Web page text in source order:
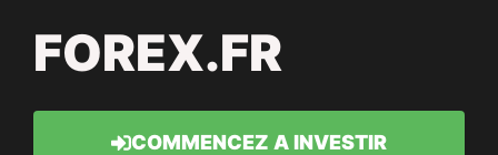
FOREX.FR
COMMENCEZ A INVESTIR